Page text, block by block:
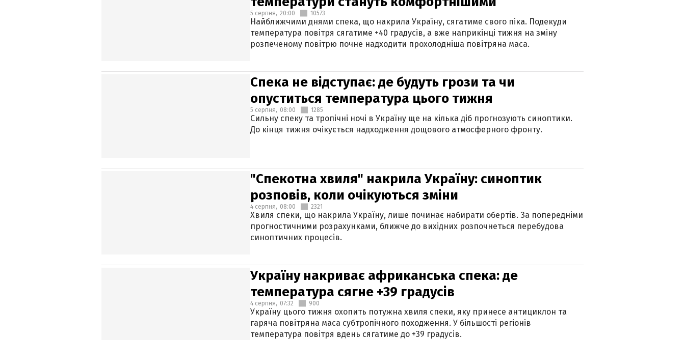
5 серпня, 20:00 10573
Найближчими днями спека, що накрила Україну, сягатиме свого піка. Подекуди
температура повітря сягатиме +40 градусів, а вже наприкінці тижня на зміну
розпеченому повітрю почне надходити прохолодніша повітряна маса.
Спека не відступає: де будуть грози та чи
опуститься температура цього тижня
5 серпня, 08:00 1285
Сильну спеку та тропічні ночі в Україну ще на кілька діб прогнозують синоптики.
До кінця тижня очікується надходження дощового атмосферного фронту.
"Спекотна хвиля" накрила Україну: синоптик
розповів, коли очікуються зміни
4 серпня, 08:00 2321
Хвиля спеки, що накрила Україну, лише починає набирати обертів. За попередніми
прогностичними розрахунками, ближче до вихідних розпочнеться перебудова
синоптичних процесів.
Україну накриває африканська спека: де
температура сягне +39 градусів
4 серпня, 07:32 900
Україну цього тижня охопить потужна хвиля спеки, яку принесе антициклон та
гаряча повітряна маса субтропічного походження. У більшості регіонів
температура повітря вдень сягатиме до +39 градусів.